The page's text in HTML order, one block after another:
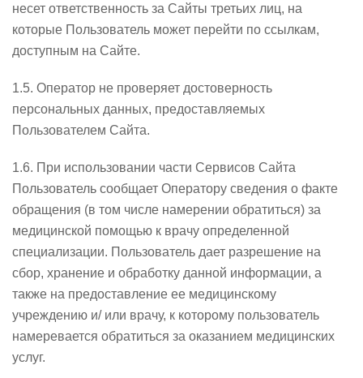
несет ответственность за Сайты третьих лиц, на
которые Пользователь может перейти по ссылкам,
доступным на Сайте.
1.5. Оператор не проверяет достоверность
персональных данных, предоставляемых
Пользователем Сайта.
1.6. При использовании части Сервисов Сайта
Пользователь сообщает Оператору сведения о факте
обращения (в том числе намерении обратиться) за
медицинской помощью к врачу определенной
специализации. Пользователь дает разрешение на
сбор, хранение и обработку данной информации, а
также на предоставление ее медицинскому
учреждению и/ или врачу, к которому пользователь
намеревается обратиться за оказанием медицинских
услуг.